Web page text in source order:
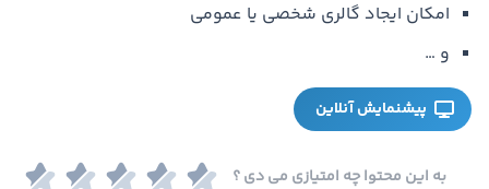
امکان ایجاد گالری شخصی یا عمومی
و …
پیشنمایش آنلاین
به این محتوا چه امتیازی می دی ؟